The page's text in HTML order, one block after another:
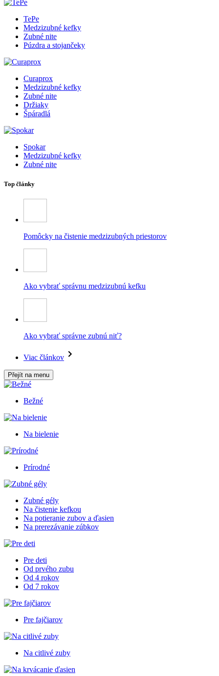
TePe
Medzizubné kefky
Zubné nite
Púzdra a stojančeky
Curaprox
Medzizubné kefky
Zubné nite
Držiaky
Špáradlá
Spokar
Medzizubné kefky
Zubné nite
Top články
Pomôcky na čistenie medzizubných priestorov
Ako vybrať správnu medzizubnú kefku
Ako vybrať správne zubnú niť?
Viac článkov
Přejít na menu
Bežné
Na bielenie
Prírodné
Zubné gély
Na čistenie kefkou
Na potieranie zubov a ďasien
Na prerezávanie zúbkov
Pre deti
Od prvého zubu
Od 4 rokov
Od 7 rokov
Pre fajčiarov
Na citlivé zuby